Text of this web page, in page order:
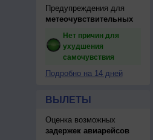
Предупреждения для
метеочувствительных
Нет причин для
ухудшения
самочувствия
Подробно на 14 дней
ВЫЛЕТЫ
Оценка возможных
задержек авиарейсов